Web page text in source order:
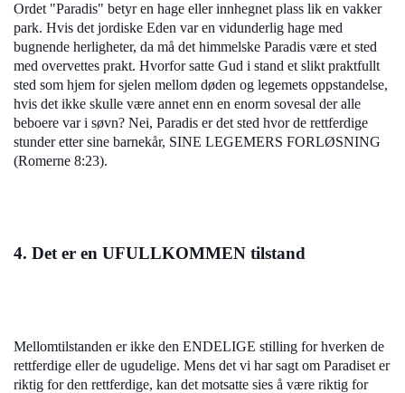
Ordet "Paradis" betyr en hage eller innhegnet plass lik en vakker
park. Hvis det jordiske Eden var en vidunderlig hage med
bugnende herligheter, da må det himmelske Paradis være et sted
med overvettes prakt. Hvorfor satte Gud i stand et slikt praktfullt
sted som hjem for sjelen mellom døden og legemets oppstandelse,
hvis det ikke skulle være annet enn en enorm sovesal der alle
beboere var i søvn? Nei, Paradis er det sted hvor de rettferdige
stunder etter sine barnekår, SINE LEGEMERS FORLØSNING
(Romerne 8:23).
4. Det er en UFULLKOMMEN tilstand
Mellomtilstanden er ikke den ENDELIGE stilling for hverken de
rettferdige eller de ugudelige. Mens det vi har sagt om Paradiset er
riktig for den rettferdige, kan det motsatte sies å være riktig for